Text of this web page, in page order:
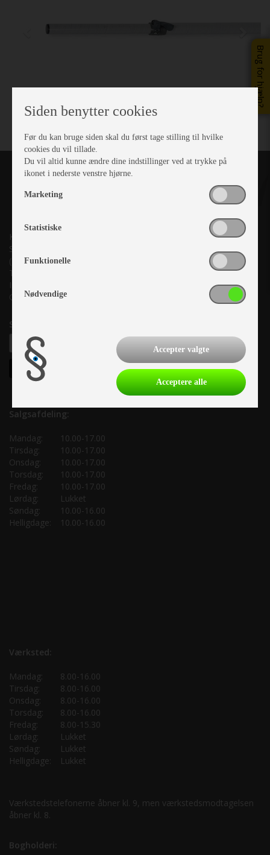
Brug for hjælp?
Kronjyllands Camping Center A/S
Suderholmen 10, 8960 Randers SØ
(Lige ud til Grenåvej)
Tlf. +45 87 10 98 70
Info@as-kcc.dk
CVR: 33 38 77 33
Samtykke til nyhedsbrev
Salgsafdeling:
Mandag:
10.00-17.00
Tirsdag:
10.00-17.00
Onsdag:
10.00-17.00
Torsdag:
10.00-17.00
Fredag:
10.00-17.00
Lørdag:
Lukket
Søndag:
10.00-16.00
Helligdage:
10.00-16.00
Værksted:
Mandag:
8.00-16.00
Tirsdag:
8.00-16.00
Onsdag:
8.00-16.00
Torsdag:
8.00-16.00
Fredag:
8.00-15.30
Lørdag:
Lukket
Søndag:
Lukket
Helligdage:
Lukket
Værkstedstelefonerne åbner kl. 9, men værkstedsmodtagelsen
åbner kl. 8.
Bogholderi:
Siden benytter cookies
Før du kan bruge siden skal du først tage stilling til hvilke
cookies du vil tillade.
Du vil altid kunne ændre dine indstillinger ved at trykke på
ikonet i nederste venstre hjørne.
Marketing
Statistiske
Funktionelle
Nødvendige
Accepter valgte
Acceptere alle